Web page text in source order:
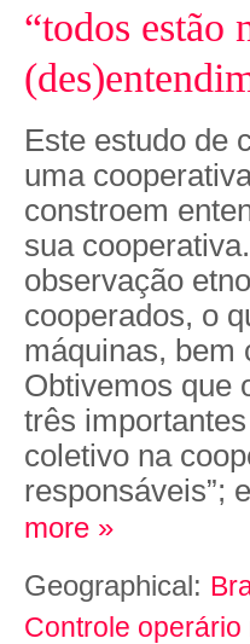
“todos estão
Este estudo de
uma
constroem
sua
observação
cooperados, o
máquinas, bem
Obtivemos que
três
coletivo na
responsáveis”;
more »
Geographical:
Controle operário